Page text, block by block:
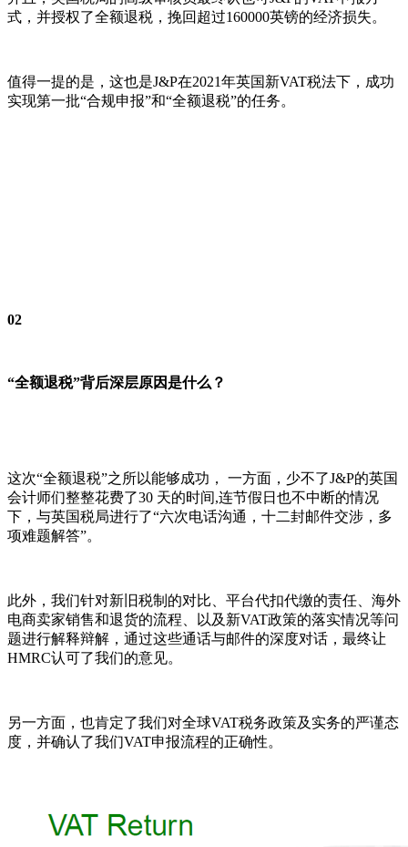
式，并授权了全额退税，挽回超过160000英镑的经济损失。
值得一提的是，这也是J&P在2021年英国新VAT税法下，成功
实现第一批“合规申报”和“全额退税”的任务。
02
“全额退税”背后深层原因是什么？
这次“全额退税”之所以能够成功， 一方面，少不了J&P的英国
会计师们整整花费了30 天的时间,连节假日也不中断的情况
下，与英国税局进行了“六次电话沟通，十二封邮件交涉，多
项难题解答”。
此外，我们针对新旧税制的对比、平台代扣代缴的责任、海外
电商卖家销售和退货的流程、以及新VAT政策的落实情况等问
题进行解释辩解，通过这些通话与邮件的深度对话，最终让
HMRC认可了我们的意见。
另一方面，也肯定了我们对全球VAT税务政策及实务的严谨态
度，并确认了我们VAT申报流程的正确性。